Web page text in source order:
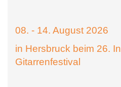
08. - 14. August 2026
in Hersbruck beim 26.
Gitarrenfestival